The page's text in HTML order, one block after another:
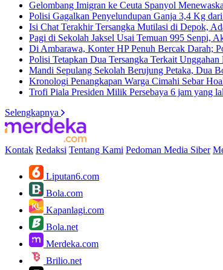
Gelombang Imigran ke Ceuta Spanyol
Polisi Gagalkan Penyelundupan Ganja 3,4 Kg
Isi Chat Terakhir Tersangka Mutilasi di Depok,
Pagi di Sekolah Jaksel Usai Temuan 995 Senpi,
Di Ambarawa, Konter HP Penuh Bercak Darah;
Polisi Tetapkan Dua Tersangka Terkait
Mandi Sepulang Sekolah Berujung Petaka, Dua
Kronologi Penangkapan Warga Cimahi Sebar
Trofi Piala Presiden Milik Persebaya 6 jam yang
Selengkapnya
Kontak Redaksi Tentang Kami Pedoman Media Siber
Liputan6.com
Bola.com
Kapanlagi.com
Bola.net
Merdeka.com
Brilio.net